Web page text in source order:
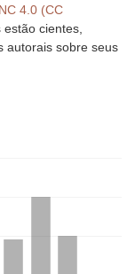
4.0 (CC
estão cientes,
autorais sobre seus